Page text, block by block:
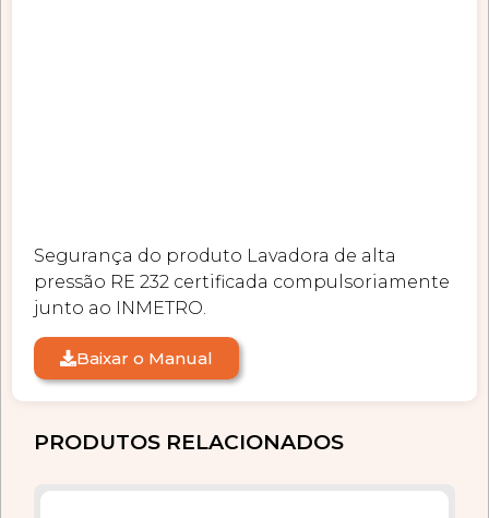
Segurança do produto Lavadora de alta
pressão RE 232 certificada compulsoriamente
junto ao INMETRO.
Baixar o Manual
PRODUTOS RELACIONADOS